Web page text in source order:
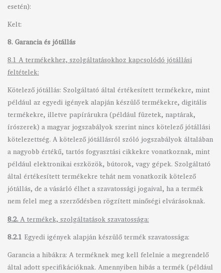
esetén):
Kelt:
8. Garancia és jótállás
8.1 A termékekhez, szolgáltatásokhoz kapcsolódó jótállási
feltételek:
Kötelező jótállás: Szolgáltató által értékesített termékekre, mint
például az egyedi igények alapján készülő termékekre, digitális
termékekre, illetve papírárukra (például füzetek, naptárak,
írószerek) a magyar jogszabályok szerint nincs kötelező jótállási
kötelezettség. A kötelező jótállásról szóló jogszabályok általában
a nagyobb értékű, tartós fogyasztási cikkekre vonatkoznak, mint
például elektronikai eszközök, bútorok, vagy gépek. Szolgáltató
által értékesített termékekre tehát nem vonatkozik kötelező
jótállás, de a vásárló élhet a szavatossági jogaival, ha a termék
nem felel meg a szerződésben rögzített minőségi elvárásoknak.
8.2.A termékek, szolgáltatások szavatossága:
8.2.1 Egyedi igények alapján készülő termék szavatossága:
Garancia a hibákra: A terméknek meg kell felelnie a megrendelő
által adott specifikációknak. Amennyiben hibás a termék (például